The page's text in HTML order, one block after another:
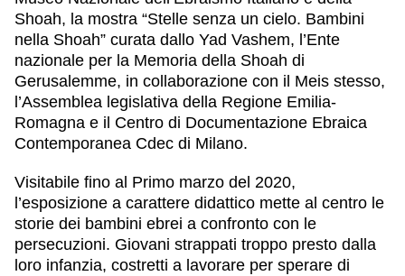
Shoah, la mostra “Stelle senza un cielo. Bambini
nella Shoah” curata dallo Yad Vashem, l’Ente
nazionale per la Memoria della Shoah di
Gerusalemme, in collaborazione con il Meis stesso,
l’Assemblea legislativa della Regione Emilia-
Romagna e il Centro di Documentazione Ebraica
Contemporanea Cdec di Milano.
Visitabile fino al Primo marzo del 2020,
l’esposizione a carattere didattico mette al centro le
storie dei bambini ebrei a confronto con le
persecuzioni. Giovani strappati troppo presto dalla
loro infanzia, costretti a lavorare per sperare di